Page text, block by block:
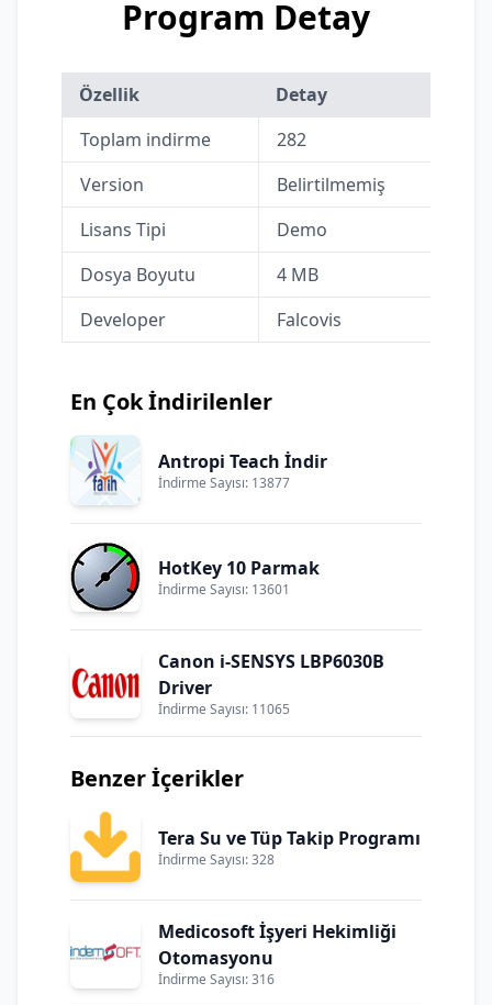
Program Detay
Özellik
Detay
Toplam indirme
282
Version
Belirtilmemiş
Lisans Tipi
Demo
Dosya Boyutu
4 MB
Developer
Falcovis
En Çok İndirilenler
Antropi Teach İndir
İndirme Sayısı: 13877
HotKey 10 Parmak
İndirme Sayısı: 13601
Canon i-SENSYS LBP6030B
Driver
İndirme Sayısı: 11065
Benzer İçerikler
Tera Su ve Tüp Takip Programı
İndirme Sayısı: 328
Medicosoft İşyeri Hekimliği
Otomasyonu
İndirme Sayısı: 316